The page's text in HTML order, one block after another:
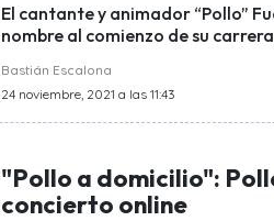
El cantante y animador “Pollo”
nombre al comienzo de su
Bastián Escalona
24 noviembre, 2021 a las 11:43
"Pollo a domicilio":
concierto online